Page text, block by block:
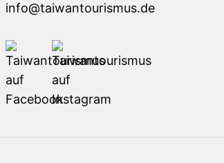
info@taiwantourismus.de